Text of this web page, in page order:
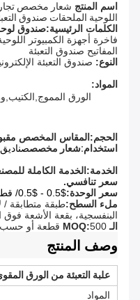
اسم المنتج شعار مخصص تجارة
اللوحية الملحقات صندوق
الكلمات الرئيسية:صندوق
فاخرة أجهزة الكمبيوتر
المفاتيح صندوق التعبئة
النوع: صندوق التعبئة
المواد:
الورق
الحجم: المقاس المخصص
استخدام:شعار مخصص
الخدمة:
سعر تنافسي.
سعر الوحدة:$0.5 - $0.5/ قطعة
ملء السطح:طبقة متطابقة /
البنفسجية، بقعة الأشعة فوق
الـ MOQ:500 قطعة أو حسب طلب العميل
وصف المنتج
علبة التعبئة من الورق
المواد